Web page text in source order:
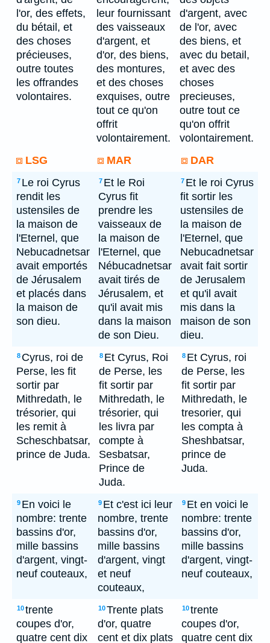
l'or, des effets,
du bétail, et
des choses
précieuses,
outre toutes
les offrandes
volontaires.
leur fournissant
des vaisseaux
d'argent, et
d'or, des biens,
des montures,
et des choses
exquises, outre
tout ce qu'on
offrit
volontairement.
d'argent, avec
de l'or, avec
des biens, et
avec du betail,
et avec des
choses
precieuses,
outre tout ce
qu'on offrit
volontairement.
LSG
MAR DAR
7 Le roi Cyrus
rendit les
ustensiles de
la maison de
l'Eternel, que
Nebucadnetsar
avait emportés
de Jérusalem
et placés dans
la maison de
son dieu.
7 Et le Roi
Cyrus fit
prendre les
vaisseaux de
la maison de
l'Eternel, que
Nébucadnetsar
avait tirés de
Jérusalem, et
qu'il avait mis
dans la maison
de son Dieu.
7 Et le roi Cyrus
fit sortir les
ustensiles de
la maison de
l'Eternel, que
Nebucadnetsar
avait fait sortir
de Jerusalem
et qu'il avait
mis dans la
maison de son
dieu.
8 Cyrus, roi de
Perse, les fit
sortir par
Mithredath, le
trésorier, qui
les remit à
Scheschbatsar,
prince de Juda.
8 Et Cyrus, Roi
de Perse, les
fit sortir par
Mithredath, le
trésorier, qui
les livra par
compte à
Sesbatsar,
Prince de
Juda.
8 Et Cyrus, roi
de Perse, les
fit sortir par
Mithredath, le
tresorier, qui
les compta à
Sheshbatsar,
prince de
Juda.
9 En voici le
nombre: trente
bassins d'or,
mille bassins
d'argent, vingt-
neuf couteaux,
9 Et c'est ici leur
nombre, trente
bassins d'or,
mille bassins
d'argent, vingt
et neuf
couteaux,
9 Et en voici le
nombre: trente
bassins d'or,
mille bassins
d'argent, vingt-
neuf couteaux,
10trente
coupes d'or,
quatre cent dix
10Trente plats
d'or, quatre
cent et dix plats
10trente
coupes d'or,
quatre cent dix